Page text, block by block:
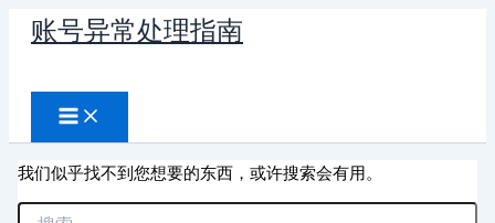
账号异常处理指南
索
我们似乎找不到您想要的东西，或许搜索会有用。
搜